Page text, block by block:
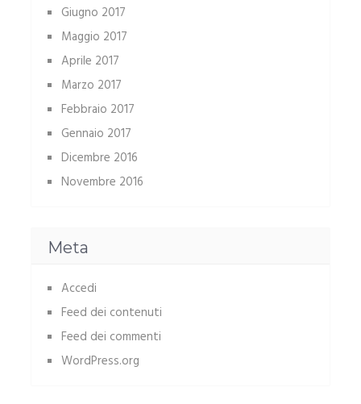
Giugno 2017
Maggio 2017
Aprile 2017
Marzo 2017
Febbraio 2017
Gennaio 2017
Dicembre 2016
Novembre 2016
Meta
Accedi
Feed dei contenuti
Feed dei commenti
WordPress.org